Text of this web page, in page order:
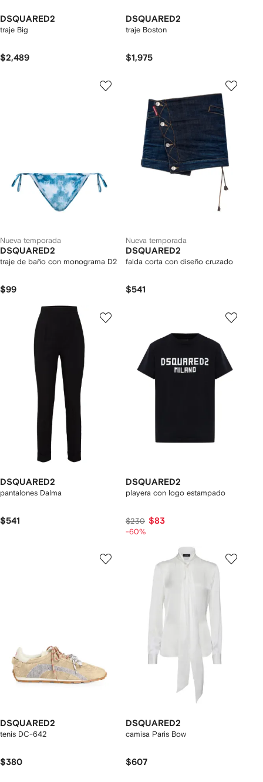
DSQUARED2
traje Big
$2,489
DSQUARED2
traje Boston
$1,975
Nueva temporada
DSQUARED2
traje de baño con monograma D2
$99
Nueva temporada
DSQUARED2
falda corta con diseño cruzado
$541
DSQUARED2
pantalones Dalma
$541
DSQUARED2
playera con logo estampado
$230 $83
-60%
DSQUARED2
tenis DC-642
$380
DSQUARED2
camisa Paris Bow
$607